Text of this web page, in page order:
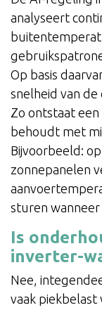
analyseert
Op basis
snelheid van de
Zo ontstaat
behoudt met
Bijvoorbeeld:
zonnepanelen
sturen wanneer
Is
inverter-
Nee,
vaak piekbelast